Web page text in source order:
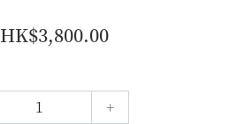
HK$3,800.00
+